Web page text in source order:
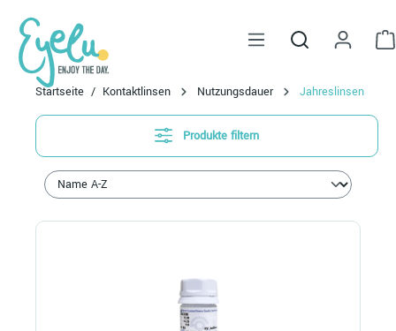
springen
Startseite Kontaktlinsen Nutzungsdauer Jahreslinsen
Produkte filtern